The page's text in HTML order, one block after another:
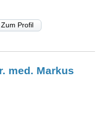
Zum Profil
med. Markus